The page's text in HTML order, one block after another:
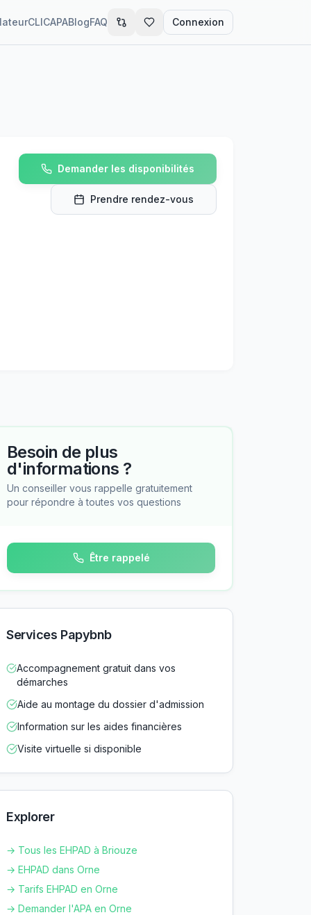
CLICAPABlogFAQ Connexion
Demander les disponibilités
Prendre rendez-vous
Besoin de plus
d'informations ?
Un conseiller vous rappelle gratuitement
pour répondre à toutes vos questions
Être rappelé
Services Papybnb
Accompagnement gratuit dans vos
démarches
Aide au montage du dossier d'admission
Information sur les aides financières
Visite virtuelle si disponible
Explorer
→ Tous les EHPAD à Briouze
→ EHPAD dans Orne
→ Tarifs EHPAD en Orne
→ Demander l'APA en Orne